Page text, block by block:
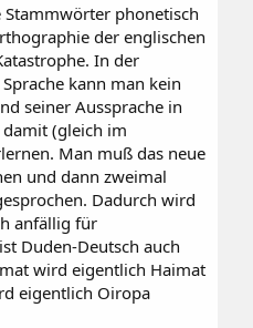
phonetisch
der englischen
In der
kann man kein
seiner Aussprache in
(gleich im
Man muß das neue
und dann zweimal
Dadurch wird
anfällig für
Duden-Deutsch auch
wird eigentlich Haimat
eigentlich Oiropa